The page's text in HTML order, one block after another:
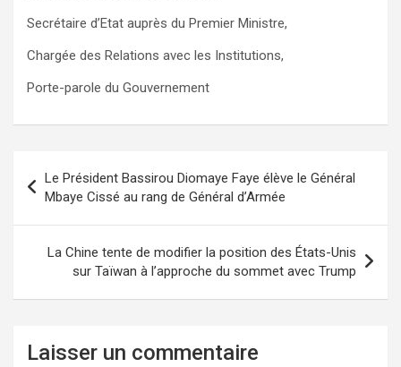
Secrétaire d’Etat auprès du Premier Ministre,
Chargée des Relations avec les Institutions,
Porte-parole du Gouvernement
Le Président Bassirou Diomaye Faye élève le Général
Mbaye Cissé au rang de Général d’Armée
La Chine tente de modifier la position des États-Unis
sur Taïwan à l’approche du sommet avec Trump
Laisser un commentaire